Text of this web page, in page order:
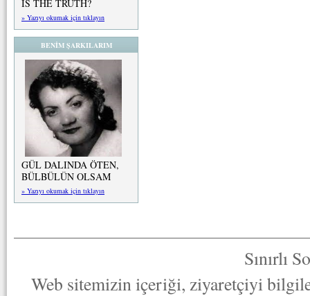
IS THE TRUTH?
» Yazıyı okumak için tıklayın
BENİM ŞARKILARIM
GÜL DALINDA ÖTEN,
BÜLBÜLÜN OLSAM
» Yazıyı okumak için tıklayın
Sınırlı
Web sitemizin içeriği, ziyaretçiyi